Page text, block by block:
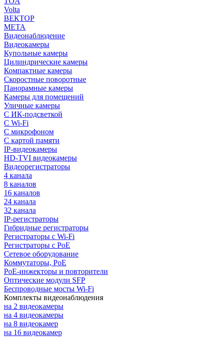
Volta
ВЕКТОР
МЕТА
Видеонаблюдение
Видеокамеры
Купольные камеры
Цилиндрические камеры
Компактные камеры
Скоростные поворотные
Панорамные камеры
Камеры для помещений
Уличные камеры
С ИК-подсветкой
С Wi-Fi
С микрофоном
С картой памяти
IP-видеокамеры
HD-TVI видеокамеры
Видеорегистраторы
4 канала
8 каналов
16 каналов
24 канала
32 канала
IP-регистраторы
Гибридные регистраторы
Регистраторы с Wi-Fi
Регистраторы с PoE
Сетевое оборудование
Коммутаторы, PoE
PoE-инжекторы и повторители
Оптические модули SFP
Беспроводные мосты Wi-Fi
Комплекты видеонаблюдения
на 2 видеокамеры
на 4 видеокамеры
на 8 видеокамер
на 16 видеокамер